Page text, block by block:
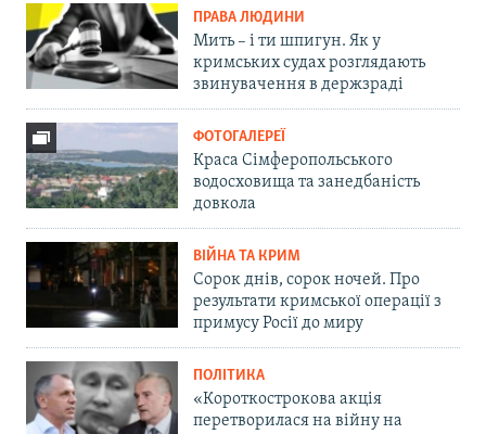
ПРАВА ЛЮДИНИ
Мить – і ти шпигун. Як у
кримських судах розглядають
звинувачення в держзраді
ФОТОГАЛЕРЕЇ
Краса Сімферопольського
водосховища та занедбаність
довкола
ВІЙНА ТА КРИМ
Сорок днів, сорок ночей. Про
результати кримської операції з
примусу Росії до миру
ПОЛІТИКА
«Короткострокова акція
перетворилася на війну на